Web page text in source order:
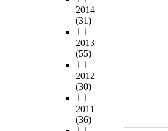
2014
(31)
2013
(55)
2012
(30)
2011
(36)